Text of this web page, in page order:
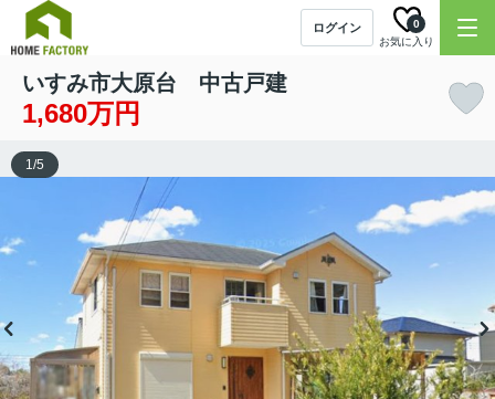
ログイン
お気に入り
0
いすみ市大原台 中古戸建
1,680万円
1/5